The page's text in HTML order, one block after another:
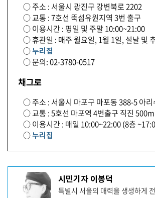
○ 주소 : 서울시 광진구 강변북로 2202
○ 교통 : 7호선 뚝섬유원지역 3번 출구
○ 이용시간 : 평일 및 주말 10:00~21:00
○ 휴관일 : 매주 월요일, 1월 1일, 설날 및
○누리집
○ 문의: 02-3780-0517
채그로
○ 주소 : 서울시 마포구 마포동 388-5 아리
○ 교통 : 5호선 마포역 4번출구 직진 500m
○ 이용시간 : 매일 10:00~22:00 (8층
○누리집
시민기자 이봉덕
특별시 서울의 매력을 생생하게